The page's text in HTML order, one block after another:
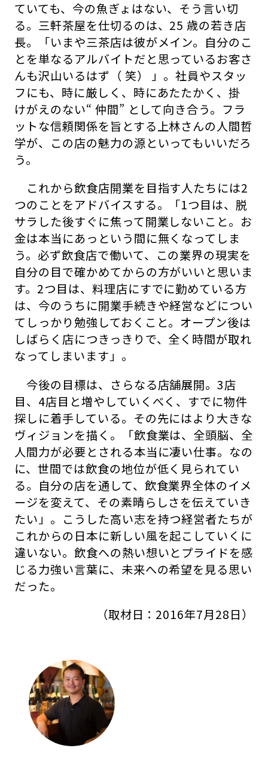
ていても、今の魚ぎょはない、そう言い切
る。三軒茶屋を仕切るのは、25 歳の若き店
長。「いまや三茶店は彼がメイン。自分のこ
とを単なるアルバイトだと思っているお客さ
んも沢山いるはず（ 笑） 」。社員やスタッ
フにも、時に厳しく、時にあたたかく、掛
けがえのない“ 仲間” として向き合う。フラ
ットな信頼関係を旨とする上林さんの人間哲
学が、この店の魅力の源といってもいいだろ
う。
これから飲食店開業を目指す人たちには2
つのことをアドバイスする。「1つ目は、脱
サラした後すぐに焦って開業しないこと。お
金は本当にあっという間に無くなってしま
う。必ず飲食店で働いて、この業界の現実を
自分の目で確かめてからの方がいいと思いま
す。2つ目は、料理店にすでに勤めている方
は、今のうちに開業手続きや経営などについ
てしっかり勉強しておくこと。オープン後は
しばらく店につきっきりで、全く時間が取れ
なってしまいます」。
今後の目標は、さらなる店舗展開。3店
目、4店目と増やしていくべく、すでに物件
探しに着手している。その先にはより大きな
ヴィジョンを描く。「飲食業は、全頭脳、全
人間力が必要とされる本当に凄い仕事。なの
に、世間では飲食の地位が低く見られてい
る。自分の店を通して、飲食業界全体のイメ
ージを変えて、その素晴らしさを伝えていき
たい」。こうした高い志を持つ経営者たちが
これからの日本に新しい風を起こしていくに
違いない。飲食への熱い想いとプライドを感
じる力強い言葉に、未来への希望を見る思い
だった。
（取材日：2016年7月28日）